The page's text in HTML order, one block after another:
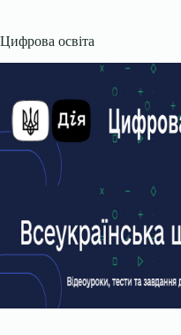
Цифрова освіта